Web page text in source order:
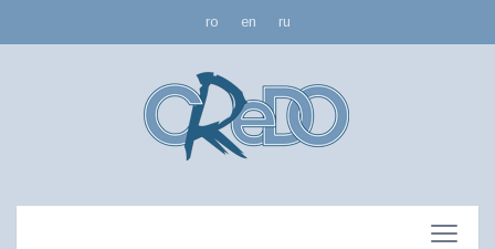
ro en ru